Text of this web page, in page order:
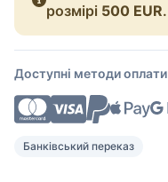
розмірі 500 EUR.
Доступні методи оплати
Банківський переказ